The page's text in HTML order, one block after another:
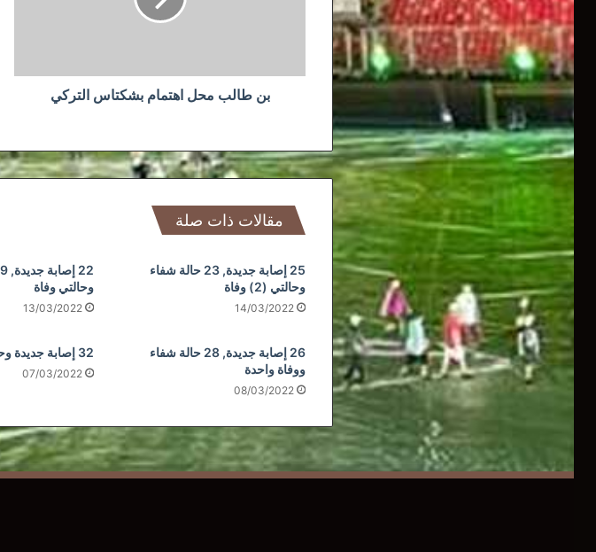
بن طالب محل اهتمام بشكتاس التركي
مقالات ذات صلة
25 إصابة جديدة, 23 حالة شفاء
وحالتي (2) وفاة
14/03/2022
وحالتي وفاة
13/03/2022
26 إصابة جديدة, 28 حالة شفاء
ووفاة واحدة
08/03/2022
32 إصابة جديدة وحالتي وفاة
07/03/2022